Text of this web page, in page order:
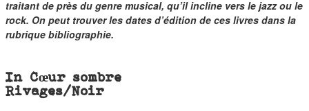
polaroid
traitant de près du genre musical, qu’il incline vers le jazz ou le
rock. On peut trouver les dates d’édition de ces livres dans la
rubrique bibliographie.
In Cœur sombre
Rivages/Noir